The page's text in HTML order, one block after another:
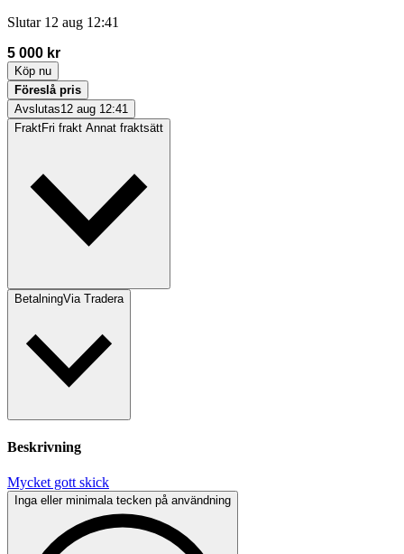
Slutar 12 aug 12:41
5 000 kr
Köp nu
Föreslå pris
Avslutas12 aug 12:41
FraktFri frakt Annat fraktsätt
BetalningVia Tradera
Beskrivning
Mycket gott skick
Inga eller minimala tecken på användning